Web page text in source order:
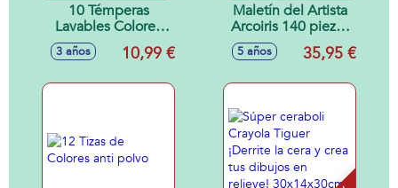
10 Témperas
Lavables Colores
Surtidos
3 años 10,99 €
Maletín del Artista
Arcoiris 140 piezas
9,5x4x28 cm
5 años 35,95 €